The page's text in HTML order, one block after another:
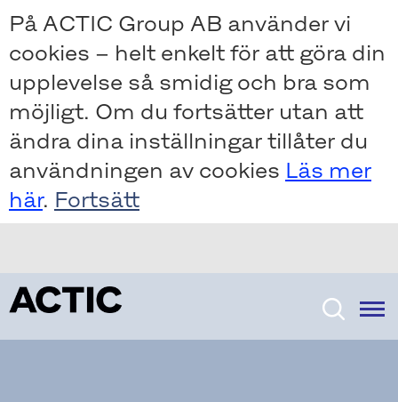
Skip
to
main
content
Skip
to
main
content
På ACTIC Group AB använder vi
cookies – helt enkelt för att göra din
upplevelse så smidig och bra som
möjligt. Om du fortsätter utan att
ändra dina inställningar tillåter du
användningen av cookies Läs mer
här.